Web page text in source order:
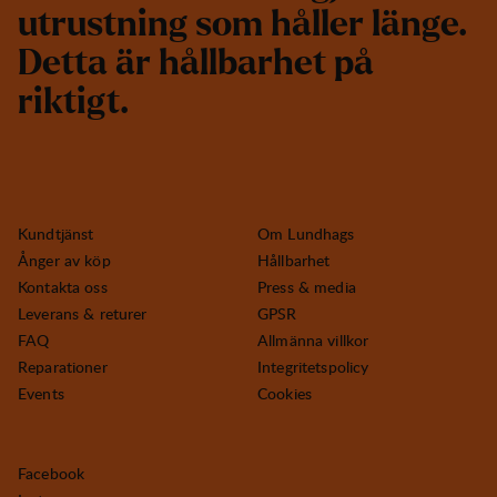
utrustning som håller länge.
Detta är hållbarhet på
riktigt.
Kundtjänst
Ånger av köp
Kontakta oss
Leverans & returer
FAQ
Reparationer
Events
Om Lundhags
Hållbarhet
Press & media
GPSR
Allmänna villkor
Integritetspolicy
Cookies
Facebook